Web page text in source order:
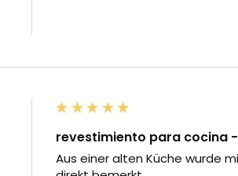
revestimiento para cocina
Aus einer alten Küche wurde